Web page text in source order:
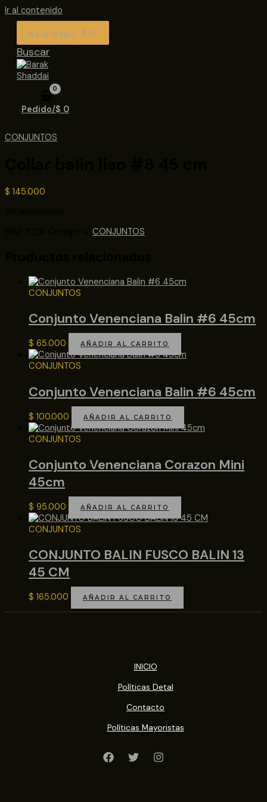
Ir al contenido
MAIN MENU
Buscar
Pedido/$ 0
CONJUNTOS
$ 145.000
CONJUNTOS
CONJUNTOS
Conjunto Venenciana Balin #6 45cm
$ 65.000 AÑADIR AL CARRITO
CONJUNTOS
Conjunto Venenciana Balin #6 45cm
$ 100.000 AÑADIR AL CARRITO
CONJUNTOS
Conjunto Venenciana Corazon Mini
45cm
$ 95.000 AÑADIR AL CARRITO
CONJUNTOS
CONJUNTO BALIN FUSCO BALIN 13
45 CM
$ 165.000 AÑADIR AL CARRITO
INICIO
Políticas Detal
Contacto
Políticas Mayoristas